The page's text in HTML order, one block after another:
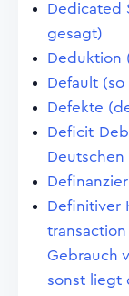
Dedicated
gesagt)
Deduktion
Default
Defekte
Deficit-
Deutschen
Definitiver
Gebrauch
sonst liegt